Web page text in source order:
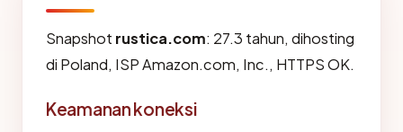
Snapshot rustica.com: 27.3 tahun, dihosting
di Poland, ISP Amazon.com, Inc., HTTPS OK.
Keamanan koneksi